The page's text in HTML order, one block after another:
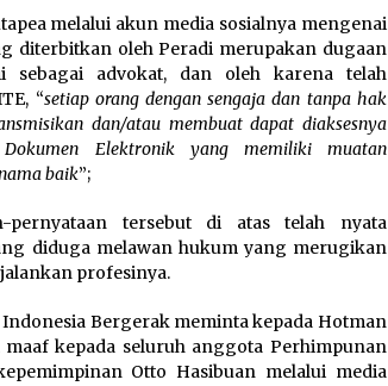
melalui akun media sosialnya mengenai
diterbitkan oleh Peradi merupakan dugaan
sebagai advokat, dan oleh karena telah
“setiap orang dengan sengaja dan tanpa hak
dan/atau membuat dapat diaksesnya
Elektronik yang memiliki muatan
baik”;
pernyataan tersebut di atas telah nyata
diduga melawan hukum yang merugikan
profesinya.
Bergerak meminta kepada Hotman
kepada seluruh anggota Perhimpunan
Otto Hasibuan melalui media